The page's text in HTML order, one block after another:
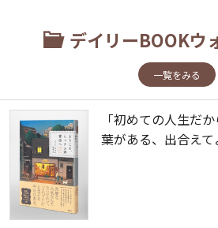
デイリーBOOKウ
一覧をみる
「初めての人生だ
葉がある、出合えて